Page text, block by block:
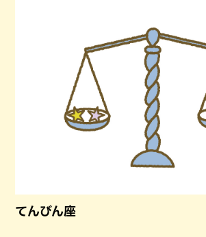
てんびん座